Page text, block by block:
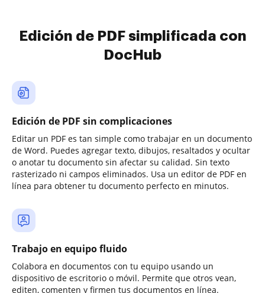
Edición de PDF simplificada con
DocHub
Edición de PDF sin complicaciones
Editar un PDF es tan simple como trabajar en un documento
de Word. Puedes agregar texto, dibujos, resaltados y ocultar
o anotar tu documento sin afectar su calidad. Sin texto
rasterizado ni campos eliminados. Usa un editor de PDF en
línea para obtener tu documento perfecto en minutos.
Trabajo en equipo fluido
Colabora en documentos con tu equipo usando un
dispositivo de escritorio o móvil. Permite que otros vean,
editen, comenten y firmen tus documentos en línea.